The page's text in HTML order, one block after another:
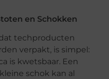
en Schokken
techproducten
verpakt, is simpel:
is kwetsbaar. Een
schok kan al